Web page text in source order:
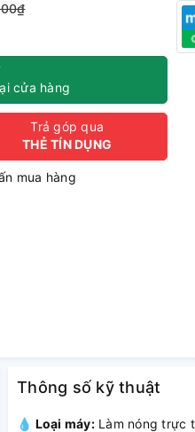
cửa hàng
Trả góp qua
THẺ TÍN DỤNG
mua hàng
Thông số kỹ thuật
💧 Loại máy:Làm nóng trực